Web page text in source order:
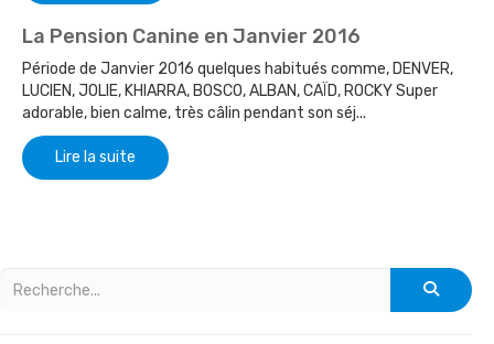
La Pension Canine en Janvier 2016
Période de Janvier 2016 quelques habitués comme, DENVER,
LUCIEN, JOLIE, KHIARRA, BOSCO, ALBAN, CAÏD, ROCKY Super
adorable, bien calme, très câlin pendant son séj...
Lire la suite